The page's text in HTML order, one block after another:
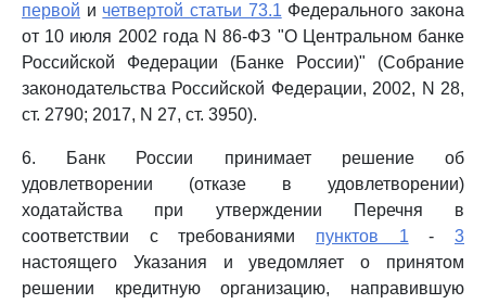
первой и четвертой статьи 73.1 Федерального закона
от 10 июля 2002 года N 86-ФЗ "О Центральном банке
Российской Федерации (Банке России)" (Собрание
законодательства Российской Федерации, 2002, N 28,
ст. 2790; 2017, N 27, ст. 3950).
6. Банк России принимает решение об
удовлетворении (отказе в удовлетворении)
ходатайства при утверждении Перечня в
соответствии с требованиями пунктов 1 -3
настоящего Указания и уведомляет о принятом
решении кредитную организацию, направившую